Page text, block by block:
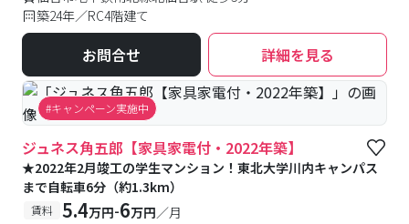
築24年／RC4階建て
お問合せ 詳細を見る
#キャンペーン実施中
ジュネス角五郎【家具家電付・2022年築】
★2022年2月竣工の学生マンション！東北大学川内キャンパス
まで自転車6分（約1.3km）
賃料 5.4万円-6万円／月